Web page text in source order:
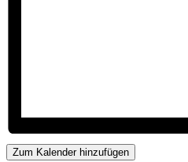
Zum Kalender hinzufügen